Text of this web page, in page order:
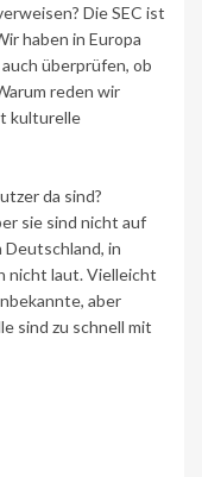
Die SEC ist
haben in Europa
überprüfen, ob
reden wir
kulturelle
da sind?
sie sind nicht auf
Deutschland, in
nicht laut. Vielleicht
aber
sind zu schnell mit